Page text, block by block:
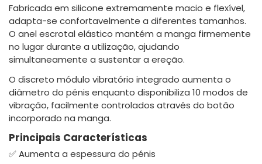
Fabricada em silicone extremamente macio e flexível,
adapta-se confortavelmente a diferentes tamanhos.
O anel escrotal elástico mantém a manga firmemente
no lugar durante a utilização, ajudando
simultaneamente a sustentar a ereção.
O discreto módulo vibratório integrado aumenta o
diâmetro do pénis enquanto disponibiliza 10 modos de
vibração, facilmente controlados através do botão
incorporado na manga.
Principais Características
✅ Aumenta a espessura do pénis